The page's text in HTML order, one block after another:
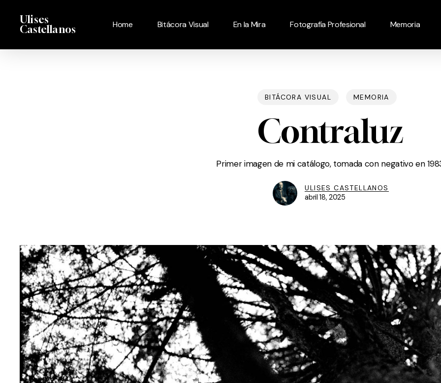
content
Ulises
Castellanos
Home Bitácora Visual En la Mira Fotografía Profesional Memoria
BITÁCORA VISUAL MEMORIA
Contraluz
Primer imagen de mi catálogo, tomada con negativo en
ULISES CASTELLANOS
abril 18, 2025